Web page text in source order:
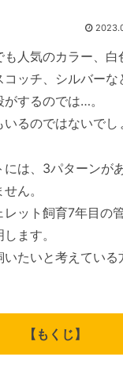
人気のカラー、白
コッチ、シルバー
するのでは…。
るのではないでし
は、3パターンが
ん。
ット飼育7年目の
ます。
いたいと考えてい
【もくじ】